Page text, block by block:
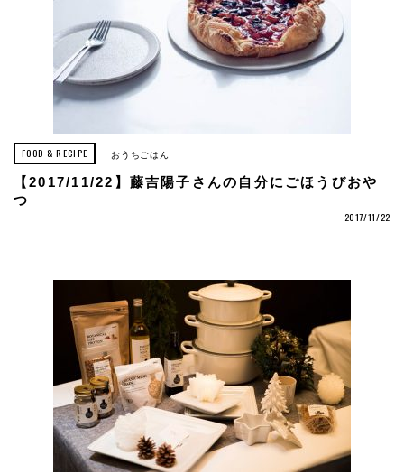
FOOD & RECIPE おうちごはん
【2017/11/22】藤吉陽子さんの自分にごほうびおや
つ
2017/11/22